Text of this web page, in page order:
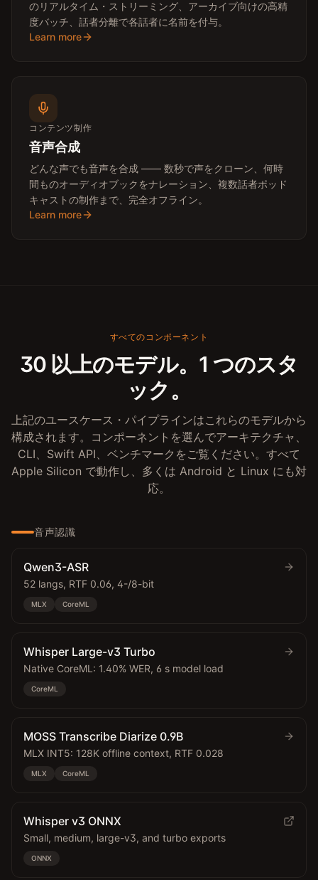
のリアルタイム・ストリーミング、アーカイブ向けの高精
度バッチ、話者分離で各話者に名前を付与。
Learn more
コンテンツ制作
音声合成
どんな声でも音声を合成 —— 数秒で声をクローン、何時
間ものオーディオブックをナレーション、複数話者ポッド
キャストの制作まで、完全オフライン。
Learn more
すべてのコンポーネント
30 以上のモデル。1 つのスタ
ック。
上記のユースケース・パイプラインはこれらのモデルから
構成されます。コンポーネントを選んでアーキテクチャ、
CLI、Swift API、ベンチマークをご覧ください。すべて
Apple Silicon で動作し、多くは Android と Linux にも対
応。
音声認識
Qwen3-ASR
52 langs, RTF 0.06, 4-/8-bit
MLX CoreML
Whisper Large-v3 Turbo
Native CoreML: 1.40% WER, 6 s model load
CoreML
MOSS Transcribe Diarize 0.9B
MLX INT5: 128K offline context, RTF 0.028
MLX CoreML
Whisper v3 ONNX
Small, medium, large-v3, and turbo exports
ONNX